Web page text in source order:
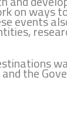
to work
These